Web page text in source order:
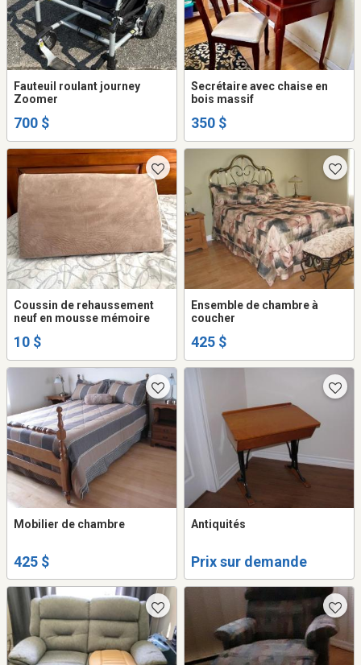
Fauteuil roulant journey
Zoomer
700 $
Secrétaire avec chaise en
bois massif
350 $
Coussin de rehaussement
neuf en mousse mémoire
10 $
Ensemble de chambre à
coucher
425 $
Mobilier de chambre
425 $
Antiquités
Prix sur demande